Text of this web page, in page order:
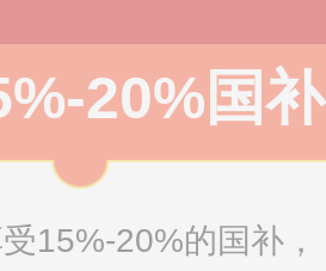
20%国补
15%-20%的国补，